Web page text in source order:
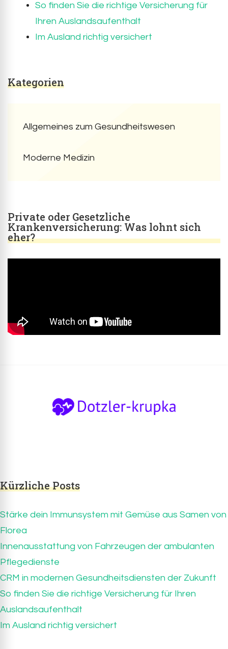
So finden Sie die richtige Versicherung für
Ihren Auslandsaufenthalt
Im Ausland richtig versichert
Kategorien
Allgemeines zum Gesundheitswesen
Moderne Medizin
Private oder Gesetzliche
Krankenversicherung: Was lohnt sich
eher?
Kürzliche Posts
Stärke dein Immunsystem mit Gemüse aus Samen von
Florea
Innenausstattung von Fahrzeugen der ambulanten
Pflegedienste
CRM in modernen Gesundheitsdiensten der Zukunft
So finden Sie die richtige Versicherung für Ihren
Auslandsaufenthalt
Im Ausland richtig versichert